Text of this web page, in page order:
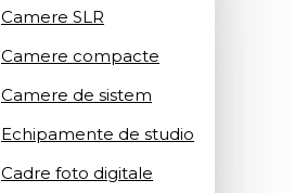
Camere SLR
Camere compacte
Camere de sistem
Echipamente de studio
Cadre foto digitale